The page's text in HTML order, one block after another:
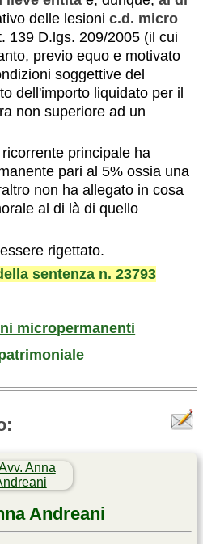
delle lesioni c.d. micro
139 D.lgs. 209/2005 (il cui
previo equo e motivato
soggettive del
dell'importo liquidato per il
non superiore ad un
principale ha
pari al 5% ossia una
non ha allegato in cosa
al di là di quello
rigettato.
sentenza n. 23793
micropermanenti
Andreani